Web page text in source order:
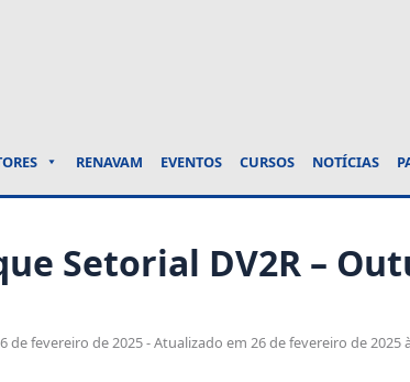
RENAVAM EVENTOS CURSOS NOTÍCIAS
Setorial DV2R –
de fevereiro de 2025 - Atualizado em 26 de fevereiro de 2025